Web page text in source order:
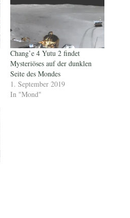
Chang’e 4 Yutu 2 findet
Mysteriöses auf der dunklen
Seite des Mondes
1. September 2019
In "Mond"